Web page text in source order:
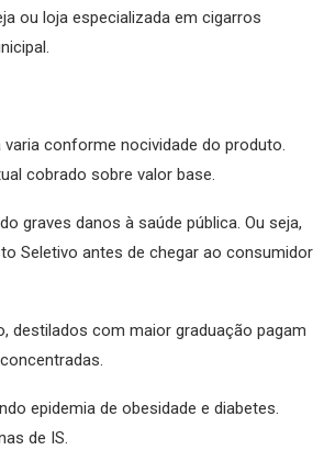
ou loja especializada em cigarros
conforme nocividade do produto.
cobrado sobre valor base.
graves danos à saúde pública. Ou seja,
Seletivo antes de chegar ao consumidor
destilados com maior graduação pagam
epidemia de obesidade e diabetes.
de IS.